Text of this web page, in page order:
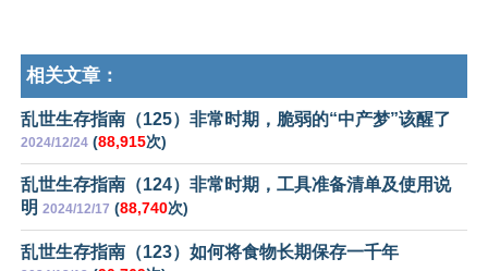
相关文章：
乱世生存指南（125）非常时期，脆弱的“中产梦”该醒了
2024/12/24 (88,915次)
乱世生存指南（124）非常时期，工具准备清单及使用说
明 2024/12/17 (88,740次)
乱世生存指南（123）如何将食物长期保存一千年